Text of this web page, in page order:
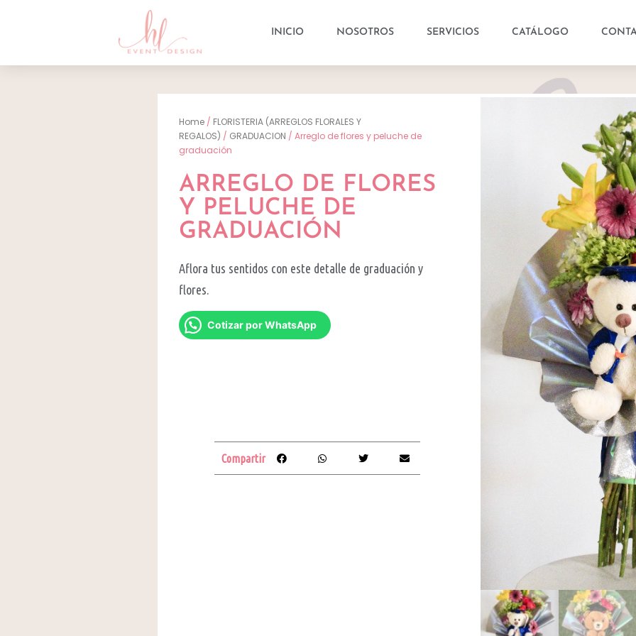
INICIO NOSOTROS SERVICIOS CATÁLOGO
Home / FLORISTERIA (ARREGLOS FLORALES Y
REGALOS) / GRADUACION / Arreglo de flores y peluche de
graduación
ARREGLO DE FLORES
Y PELUCHE DE
GRADUACIÓN
Aflora tus sentidos con este detalle de graduación y
flores.
Cotizar por WhatsApp
Compartir